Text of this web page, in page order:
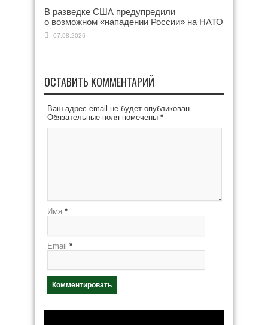
В разведке США предупредили
о возможном «нападении России» на НАТО
07.08.2026
ОСТАВИТЬ КОММЕНТАРИЙ
Ваш адрес email не будет опубликован.
Обязательные поля помечены *
Имя *
Email *